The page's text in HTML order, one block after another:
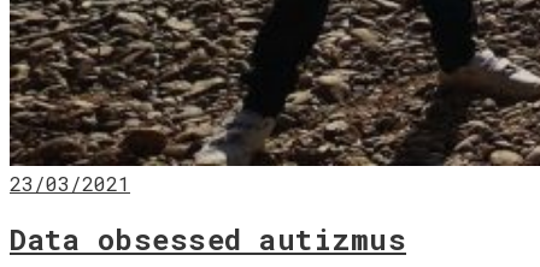
23/03/2021
Data obsessed autizmus